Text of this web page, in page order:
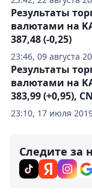
23:46, 09 августа
Результаты
валютами на
387,48 (-0,25)
23:10, 17 июля
Результаты
валютами на
383,99 (+0,95),
Следите за